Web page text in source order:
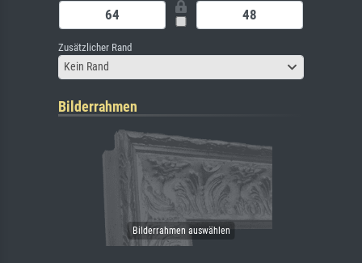
Zusätzlicher Rand
Kein Rand
Bilderrahmen